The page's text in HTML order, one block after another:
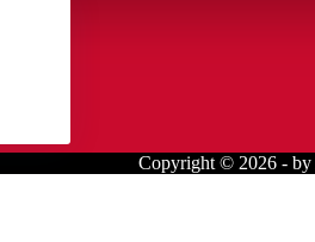
Copyright © 2026 - by